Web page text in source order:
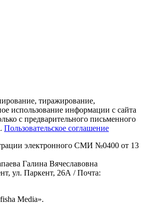
тиражирование,
использование информации с сайта
с предварительного письменного
Пользовательское соглашение
электронного СМИ №0400 от 13
Галина Вячеславовна
ул. Паркент, 26А / Почта:
Media».